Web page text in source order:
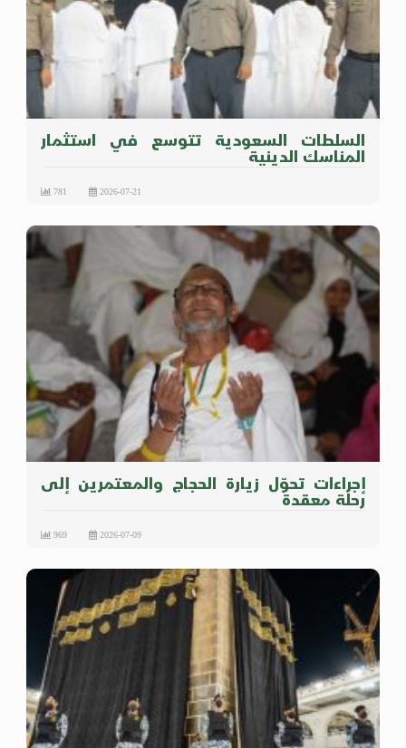
السلطات السعودية تتوسع في استثمار
المناسك الدينية
2026-07-21
781
إجراءات تحوّل زيارة الحجاج والمعتمرين إلى
رحلة معقدة
2026-07-09
969